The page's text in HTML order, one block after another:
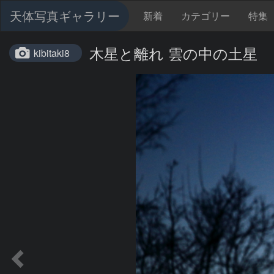
天体写真ギャラリー 新着 カテゴリー 特集
kibitaki8 木星と離れ 雲の中の土星